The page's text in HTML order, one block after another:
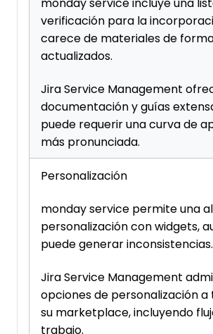
monday service incluye una
verificación para la
carece de materiales de
actualizados.
Jira Service Management
documentación y guías
puede requerir una curva de
más pronunciada.
Personalización
monday service permite una
personalización con widgets,
puede generar inconsistencias.
Jira Service Management
opciones de personalización a
su marketplace, incluyendo
trabajo.